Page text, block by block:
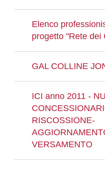
Elenco
progetto "Rete dei
GAL COLLINE
ICI anno 2011 -
RISCOSSIONE-
VERSAMENTO